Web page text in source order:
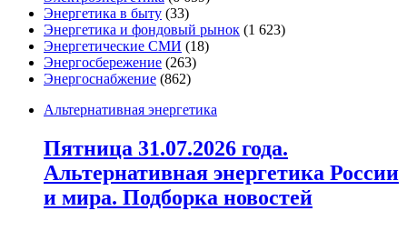
Энергетика в быту (33)
Энергетика и фондовый рынок (1 623)
Энергетические СМИ (18)
Энергосбережение (263)
Энергоснабжение (862)
Альтернативная энергетика
Пятница 31.07.2026 года.
Альтернативная энергетика России
и мира. Подборка новостей